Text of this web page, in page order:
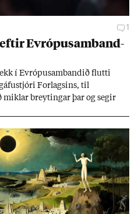
1
Evr­ópu­sam­band­
í Evr­ópu­sam­band­ið flutti
For­lags­ins, til
breyt­ing­ar þar og seg­ir
Þá hafi katalónsk­an hlot­